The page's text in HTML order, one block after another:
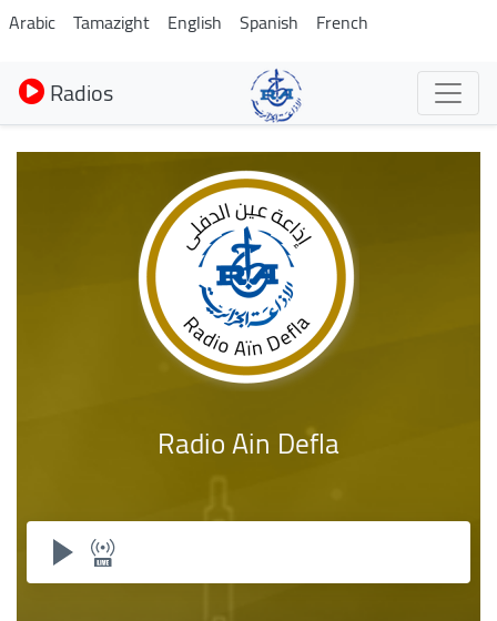
Aller
au
contenu
principal
Arabic Tamazight English Spanish French
Radios
Radio Ain Defla